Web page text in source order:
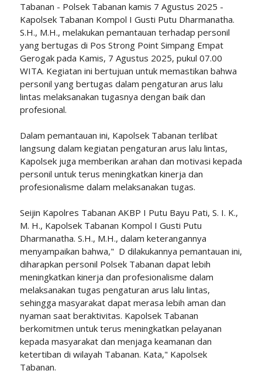
Tabanan - Polsek Tabanan kamis 7 Agustus 2025 -
Kapolsek Tabanan Kompol I Gusti Putu Dharmanatha.
S.H., M.H., melakukan pemantauan terhadap personil
yang bertugas di Pos Strong Point Simpang Empat
Gerogak pada Kamis, 7 Agustus 2025, pukul 07.00
WITA. Kegiatan ini bertujuan untuk memastikan bahwa
personil yang bertugas dalam pengaturan arus lalu
lintas melaksanakan tugasnya dengan baik dan
profesional.
Dalam pemantauan ini, Kapolsek Tabanan terlibat
langsung dalam kegiatan pengaturan arus lalu lintas,
Kapolsek juga memberikan arahan dan motivasi kepada
personil untuk terus meningkatkan kinerja dan
profesionalisme dalam melaksanakan tugas.
Seijin Kapolres Tabanan AKBP I Putu Bayu Pati, S. I. K.,
M. H., Kapolsek Tabanan Kompol I Gusti Putu
Dharmanatha. S.H., M.H., dalam keterangannya
menyampaikan bahwa," D dilakukannya pemantauan ini,
diharapkan personil Polsek Tabanan dapat lebih
meningkatkan kinerja dan profesionalisme dalam
melaksanakan tugas pengaturan arus lalu lintas,
sehingga masyarakat dapat merasa lebih aman dan
nyaman saat beraktivitas. Kapolsek Tabanan
berkomitmen untuk terus meningkatkan pelayanan
kepada masyarakat dan menjaga keamanan dan
ketertiban di wilayah Tabanan. Kata," Kapolsek
Tabanan.